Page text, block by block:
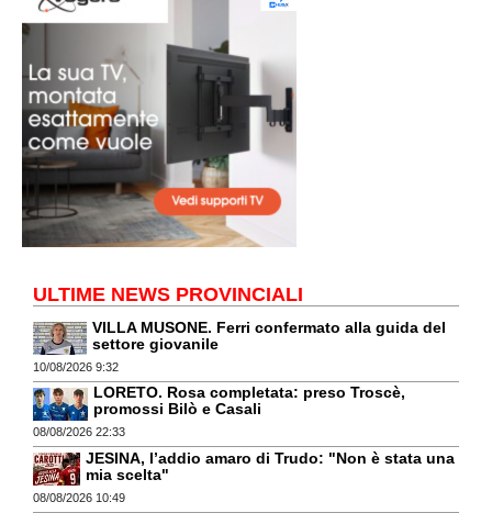
ULTIME NEWS PROVINCIALI
VILLA MUSONE. Ferri confermato alla guida del
settore giovanile
10/08/2026 9:32
LORETO. Rosa completata: preso Troscè,
promossi Bilò e Casali
08/08/2026 22:33
JESINA, l’addio amaro di Trudo: "Non è stata una
mia scelta"
08/08/2026 10:49